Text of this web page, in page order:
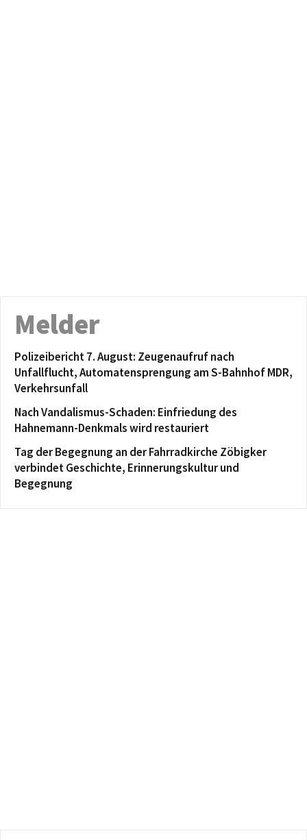
Melder
Polizeibericht 7. August: Zeugenaufruf nach
Unfallflucht, Automatensprengung am S-Bahnhof MDR,
Verkehrsunfall
Nach Vandalismus-Schaden: Einfriedung des
Hahnemann-Denkmals wird restauriert
Tag der Begegnung an der Fahrradkirche Zöbigker
verbindet Geschichte, Erinnerungskultur und
Begegnung